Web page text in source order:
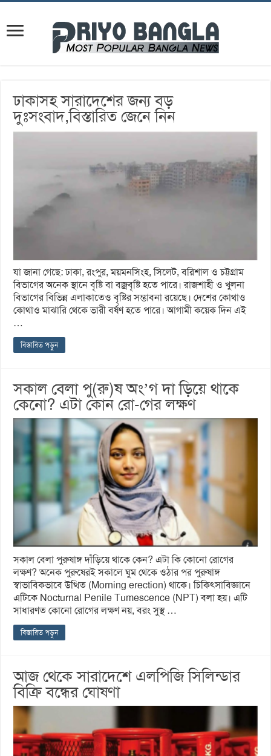
ঢাকাসহ সারাদেশের জন্য বড়
দুঃসংবাদ,বিস্তারিত জেনে নিন
যা জানা গেছে: ঢাকা, রংপুর, ময়মনসিংহ, সিলেট, বরিশাল ও চট্টগ্রাম
বিভাগের অনেক স্থানে বৃষ্টি বা বজ্রবৃষ্টি হতে পারে। রাজশাহী ও খুলনা
বিভাগের বিভিন্ন এলাকাতেও বৃষ্টির সম্ভাবনা রয়েছে। দেশের কোথাও
কোথাও মাঝারি থেকে ভারী বর্ষণ হতে পারে। আগামী কয়েক দিন এই
…
বিস্তারিত পড়ুন
সকাল বেলা পু(রু)ষ অং’গ দা ড়িয়ে থাকে
কেনো? এটা কোন রো-গের লক্ষণ
সকাল বেলা পুরুষাঙ্গ দাঁড়িয়ে থাকে কেন? এটা কি কোনো রোগের
লক্ষণ? অনেক পুরুষেরই সকালে ঘুম থেকে ওঠার পর পুরুষাঙ্গ
স্বাভাবিকভাবে উত্থিত (Morning erection) থাকে। চিকিৎসাবিজ্ঞানে
এটিকে Nocturnal Penile Tumescence (NPT) বলা হয়। এটি
সাধারণত কোনো রোগের লক্ষণ নয়, বরং সুস্থ …
বিস্তারিত পড়ুন
আজ থেকে সারাদেশে এলপিজি সিলিন্ডার
বিক্রি বন্ধের ঘোষণা